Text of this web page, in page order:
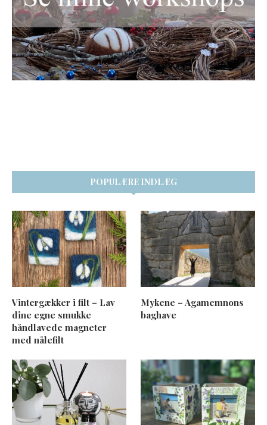
POPULÆRE INDLÆG
Vintergækker i filt – Lav
dine egne smukke
håndlavede magneter
med nålefilt
Mykene – Agamemnons
baghave